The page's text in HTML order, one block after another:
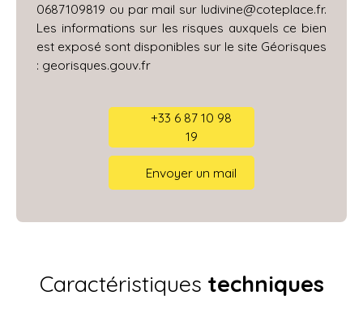
0687109819 ou par mail sur ludivine@coteplace.fr.
Les informations sur les risques auxquels ce bien
est exposé sont disponibles sur le site Géorisques
: georisques.gouv.fr
+33 6 87 10 98
19
Envoyer un mail
Caractéristiques techniques